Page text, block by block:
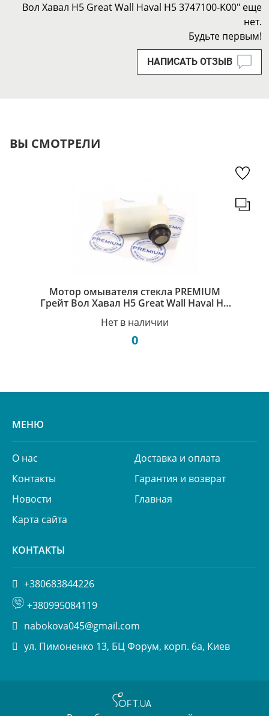
Вол Хавал Н5 Great Wall Haval H5 3747100-K00" еще
нет.
Будьте первым!
НАПИСАТЬ ОТЗЫВ
ВЫ СМОТРЕЛИ
Мотор омывателя стекла PREMIUM
Грейт Вол Хавал Н5 Great Wall Haval H5
Нет в наличии
0
МЕНЮ
О нас
Доставка и оплата
Контакты
Гарантия и возврат
Новости
Главная
Карта сайта
КОНТАКТЫ
+380683844226
+380995084119
nabokova045@gmail.com
ул. Пимоненко 13, БЦ Форум, корп. 6а, Киев